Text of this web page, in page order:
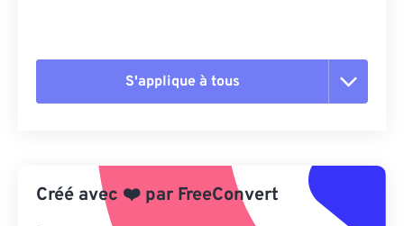
S'applique à tous
Appliquer à partir du préréglage
Enregistrer comme préréglage
Créé avec ❤️ par FreeConvert